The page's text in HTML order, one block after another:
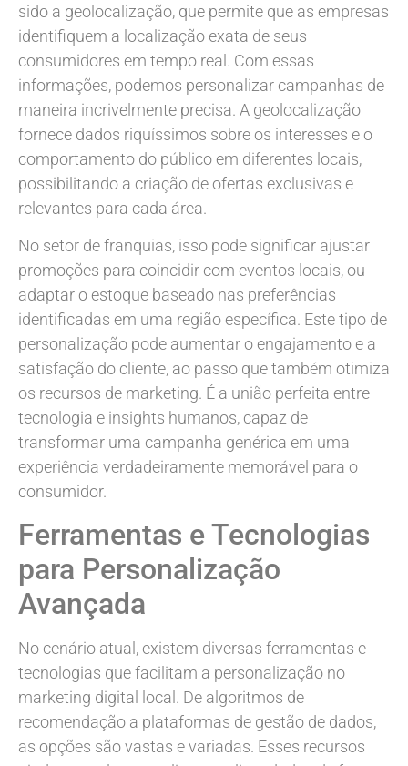
sido a geolocalização, que permite que as empresas
identifiquem a localização exata de seus
consumidores em tempo real. Com essas
informações, podemos personalizar campanhas de
maneira incrivelmente precisa. A geolocalização
fornece dados riquíssimos sobre os interesses e o
comportamento do público em diferentes locais,
possibilitando a criação de ofertas exclusivas e
relevantes para cada área.
No setor de franquias, isso pode significar ajustar
promoções para coincidir com eventos locais, ou
adaptar o estoque baseado nas preferências
identificadas em uma região específica. Este tipo de
personalização pode aumentar o engajamento e a
satisfação do cliente, ao passo que também otimiza
os recursos de marketing. É a união perfeita entre
tecnologia e insights humanos, capaz de
transformar uma campanha genérica em uma
experiência verdadeiramente memorável para o
consumidor.
Ferramentas e Tecnologias
para Personalização
Avançada
No cenário atual, existem diversas ferramentas e
tecnologias que facilitam a personalização no
marketing digital local. De algoritmos de
recomendação a plataformas de gestão de dados,
as opções são vastas e variadas. Esses recursos